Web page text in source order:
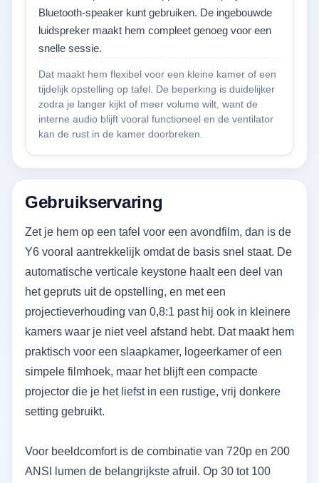
Bluetooth-speaker kunt gebruiken. De ingebouwde
luidspreker maakt hem compleet genoeg voor een
snelle sessie.
Dat maakt hem flexibel voor een kleine kamer of een
tijdelijk opstelling op tafel. De beperking is duidelijker
zodra je langer kijkt of meer volume wilt, want de
interne audio blijft vooral functioneel en de ventilator
kan de rust in de kamer doorbreken.
Gebruikservaring
Zet je hem op een tafel voor een avondfilm, dan is de
Y6 vooral aantrekkelijk omdat de basis snel staat. De
automatische verticale keystone haalt een deel van
het gepruts uit de opstelling, en met een
projectieverhouding van 0,8:1 past hij ook in kleinere
kamers waar je niet veel afstand hebt. Dat maakt hem
praktisch voor een slaapkamer, logeerkamer of een
simpele filmhoek, maar het blijft een compacte
projector die je het liefst in een rustige, vrij donkere
setting gebruikt.
Voor beeldcomfort is de combinatie van 720p en 200
ANSI lumen de belangrijkste afruil. Op 30 tot 100